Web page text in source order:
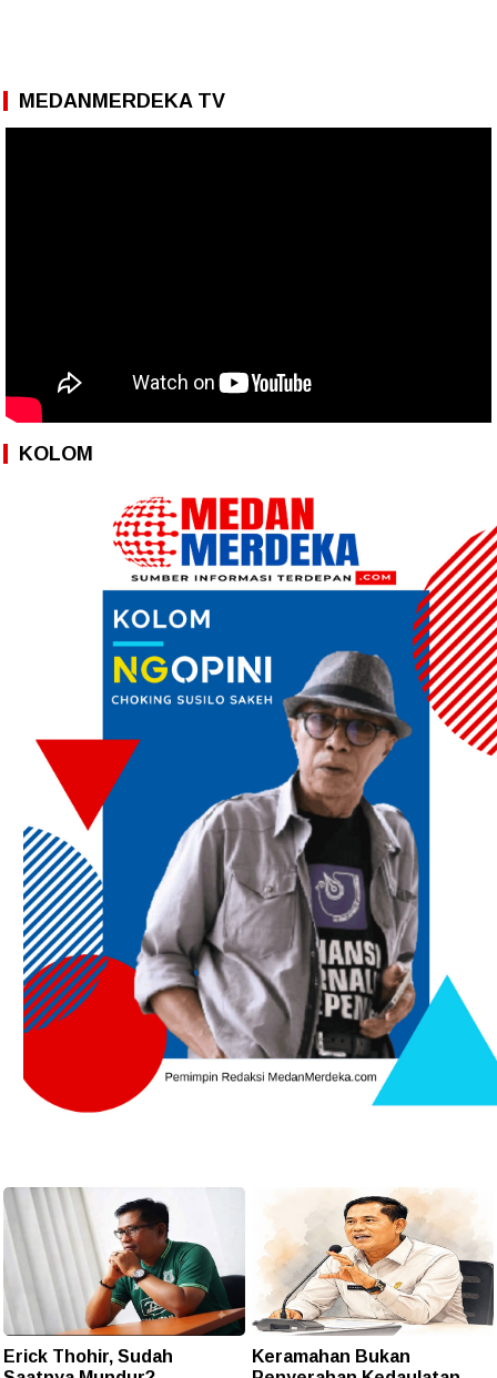
MEDANMERDEKA TV
KOLOM
Erick Thohir, Sudah
Keramahan Bukan